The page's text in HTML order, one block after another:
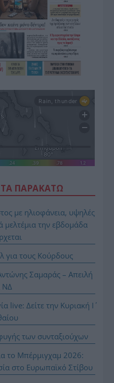
ΤΑ ΠΑΡΑΚΑΤΩ
με ηλιοφάνεια, υψηλές
μελτέμια την εβδομάδα
για τους Κούρδους
Σαμαράς – Απειλή
ΝΔ
live: Δείτε την Κυριακή Ι΄
των συνταξιούχων
το Μπέρμιγχαμ 2026:
στο Ευρωπαϊκό Στίβου